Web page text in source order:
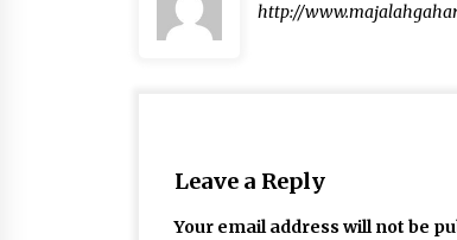
http://
Leave a Reply
Your email address will not be